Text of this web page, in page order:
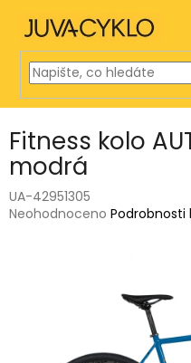
obsah
Fitness kolo
modrá
UA-42951305
Průměrné
Neohodnoceno